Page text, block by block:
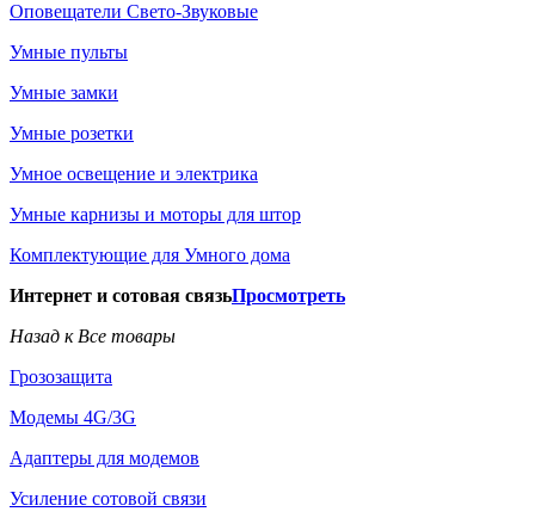
Оповещатели Свето-Звуковые
Умные пульты
Умные замки
Умные розетки
Умное освещение и электрика
Умные карнизы и моторы для штор
Комплектующие для Умного дома
Интернет и сотовая связьПросмотреть
Назад к Все товары
Грозозащита
Модемы 4G/3G
Адаптеры для модемов
Усиление сотовой связи